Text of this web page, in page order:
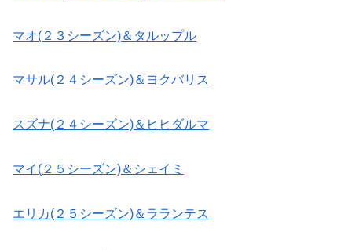
マオ(２３シーズン)＆タルップル
マサル(２４シーズン)＆ヨクバリス
スズナ(２４シーズン)＆ヒヒダルマ
マイ(２５シーズン)＆シェイミ
エリカ(２５シーズン)＆ラランテス